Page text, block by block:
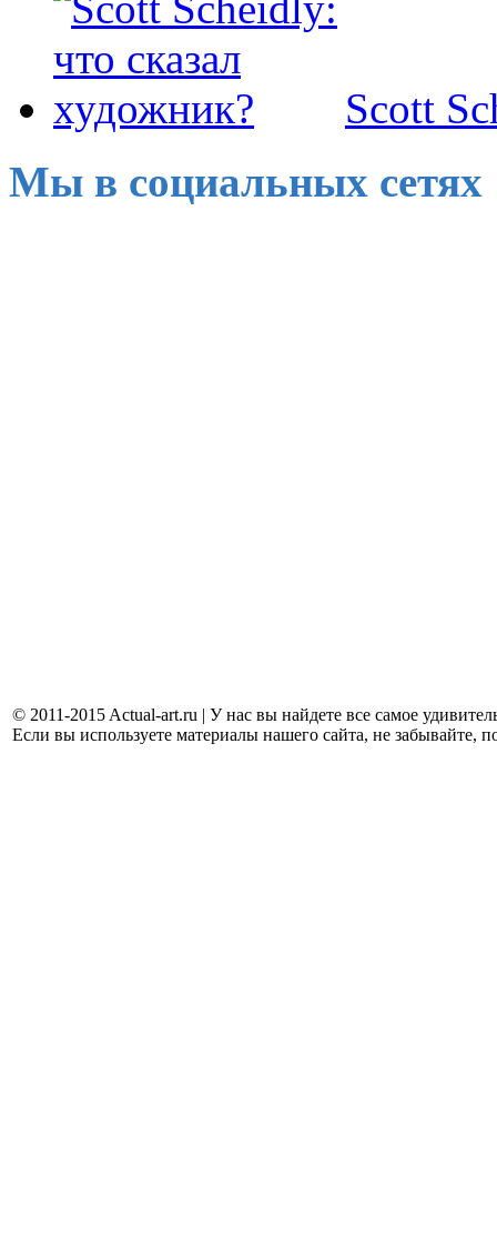
Scott
Мы в социальных сетях
© 2011-2015 Actual-art.ru | У нас вы найдете все самое
Если вы используете материалы нашего сайта, не забывайте,